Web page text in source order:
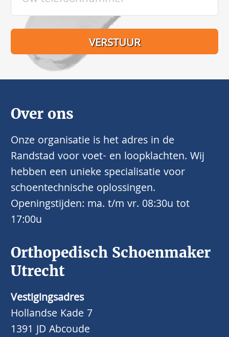
Orthopedisch Schoenmaker
Utrecht
Vestigingsadres
Hollandse Kade 7
1391 JD Abcoude
Over ons
Onze organisatie is het adres in de
Randstad voor voet- en loopklachten. Wij
hebben een unieke specialisatie voor
schoentechnische oplossingen.
Openingstijden: ma. t/m vr. 08:30u tot
17:00u